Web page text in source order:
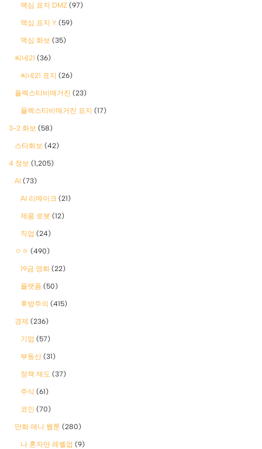
맥심 표지 DMZ (97)
맥심 표지 Y (59)
맥심 화보 (35)
씨네21 (36)
씨네21 표지 (26)
플렉스티비매거진 (23)
플렉스티비매거진 표지 (17)
3-2 화보 (58)
스타화보 (42)
4 정보 (1,205)
AI (73)
AI 리메이크 (21)
제품 로봇 (12)
직업 (24)
ㅇㅎ (490)
19금 영화 (22)
플랫폼 (50)
후방주의 (415)
경제 (236)
기업 (57)
부동산 (31)
정책 제도 (37)
주식 (61)
코인 (70)
만화 애니 웹툰 (280)
나 혼자만 레벨업 (9)